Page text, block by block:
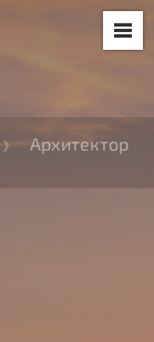
Архитектор